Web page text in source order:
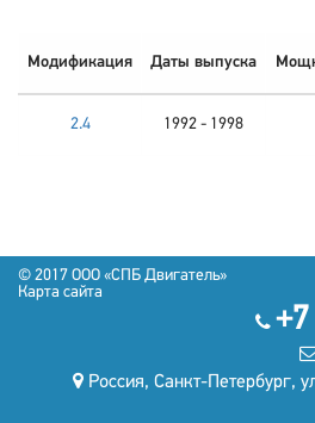
Модификация Даты выпуска
2.4 1992 - 1998
© 2017 OOO «СПБ Двигатель»
Карта сайта
Россия, Санкт-Петербург,